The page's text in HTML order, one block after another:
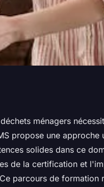
la
ménagers
propose une approche
solides dans ce
de la certification et
parcours de formation